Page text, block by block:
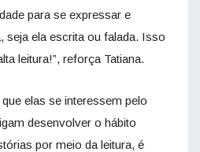
para se expressar e
seja ela escrita ou falada. Isso
leitura!”, reforça Tatiana.
elas se interessem pelo
desenvolver o hábito
por meio da leitura, é